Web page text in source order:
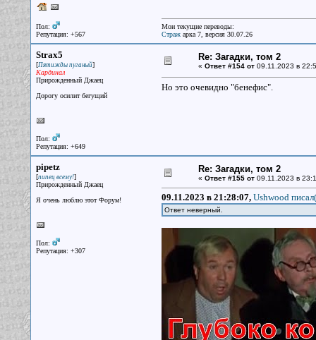
Пол:
Репутация: +567
Мои текущие переводы:
Стражарка 7, версия 30.07.26
Strax5
[Пятижды пуганый]
Кардинал
Прирожденный Джаец
Дорогу осилит бегущий
Пол:
Репутация: +649
Re: Загадки, том 2
« Ответ #154 от09.11.2023 в
Но это очевидно "бенефис".
pipetz
[пипец всему!]
Прирожденный Джаец
Я очень люблю этот Форум!
Пол:
Репутация: +307
Re: Загадки, том 2
« Ответ #155 от09.11.2023 в
09.11.2023 в 21:28:07, Ushwood
Ответ неверный.